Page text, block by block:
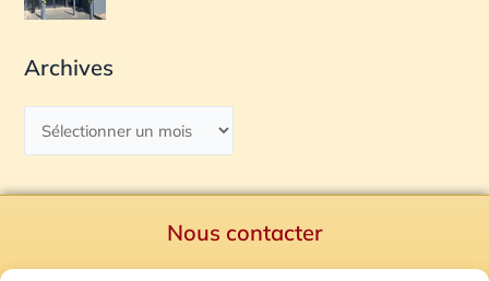
Archives
Nous contacter